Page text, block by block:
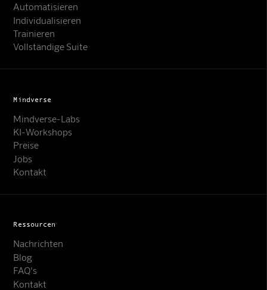
Automatisieren
Individualisieren
Trainieren
Vollständige Suite
Mindverse
Mindverse-Labs
KI-Workshops
Preise
Jobs
Kontakt
Ressourcen
Nachrichten
Blog
FAQ's
Kontakt